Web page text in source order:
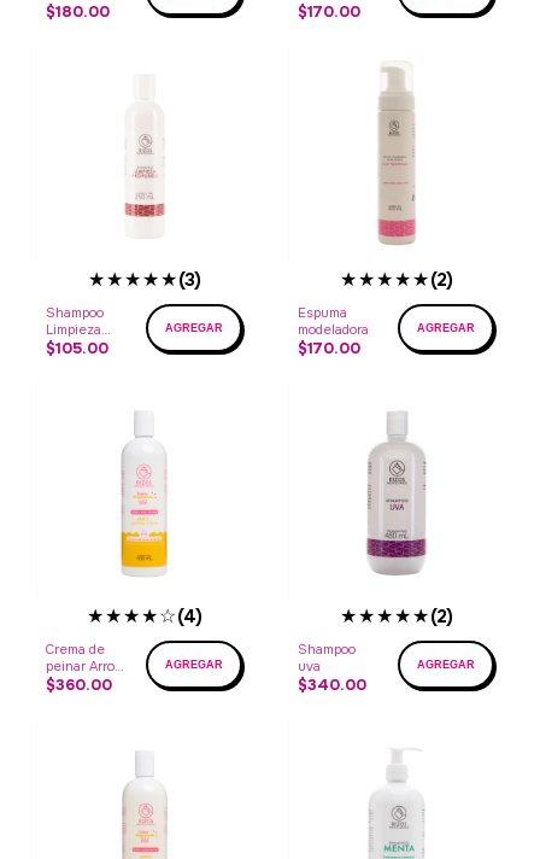
Naturales
$180.00 $170.00
★★★★★(3)
Shampoo
Limpieza
profunda
$105.00
★★★★★(2)
Espuma
modeladora
$170.00
★★★★☆(4)
Crema de
peinar Arroz,
quinoa y
$360.00
★★★★★(2)
Shampoo
uva
$340.00